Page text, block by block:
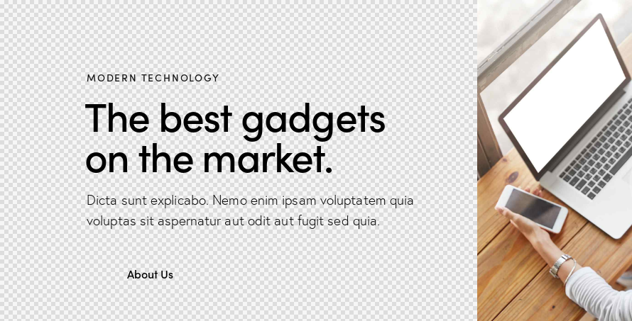
MODERN TECHNOLOGY
The best gadgets
on the market.
Dicta sunt explicabo. Nemo enim ipsam voluptatem quia
voluptas sit aspernatur aut odit aut fugit sed quia.
About Us